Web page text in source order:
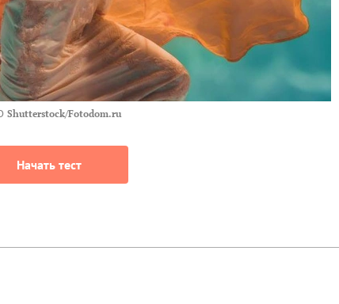
Shutterstock/Fotodom.ru
Начать тест